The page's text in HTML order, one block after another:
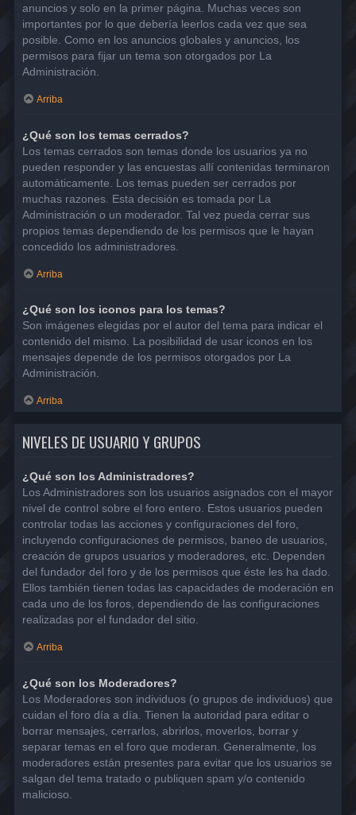
anuncios y solo en la primer página. Muchas veces son
importantes por lo que debería leerlos cada vez que sea
posible. Como en los anuncios globales y anuncios, los
permisos para fijar un tema son otorgados por La
Administración.
Arriba
¿Qué son los temas cerrados?
Los temas cerrados son temas donde los usuarios ya no
pueden responder y las encuestas allí contenidas terminaron
automáticamente. Los temas pueden ser cerrados por
muchas razones. Esta decisión es tomada por La
Administración o un moderador. Tal vez pueda cerrar sus
propios temas dependiendo de los permisos que le hayan
concedido los administradores.
Arriba
¿Qué son los iconos para los temas?
Son imágenes elegidas por el autor del tema para indicar el
contenido del mismo. La posibilidad de usar iconos en los
mensajes depende de los permisos otorgados por La
Administración.
Arriba
NIVELES DE USUARIO Y GRUPOS
¿Qué son los Administradores?
Los Administradores son los usuarios asignados con el mayor
nivel de control sobre el foro entero. Estos usuarios pueden
controlar todas las acciones y configuraciones del foro,
incluyendo configuraciones de permisos, baneo de usuarios,
creación de grupos usuarios y moderadores, etc. Dependen
del fundador del foro y de los permisos que éste les ha dado.
Ellos también tienen todas las capacidades de moderación en
cada uno de los foros, dependiendo de las configuraciones
realizadas por el fundador del sitio.
Arriba
¿Qué son los Moderadores?
Los Moderadores son individuos (o grupos de individuos) que
cuidan el foro día a día. Tienen la autoridad para editar o
borrar mensajes, cerrarlos, abrirlos, moverlos, borrar y
separar temas en el foro que moderan. Generalmente, los
moderadores están presentes para evitar que los usuarios se
salgan del tema tratado o publiquen spam y/o contenido
malicioso.